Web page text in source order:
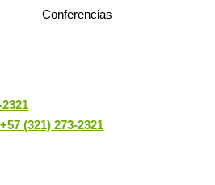
Conferencias
(321) 273-2321